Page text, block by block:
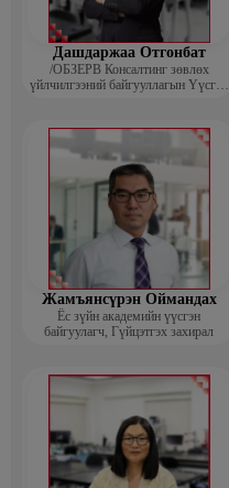
Дашдаржаа Отгонбат
/ОБЗЕРВ Консалтинг зөвлөх
үйлчилгээний байгууллагын Үүсгэн
Жамъянсүрэн Оймандах
Ёс зүйн академийн үүсгэн
байгуулагч, Гүйцэтгэх захирал